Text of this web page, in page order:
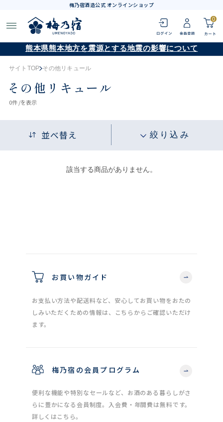
梅乃宿酒造公式 オンラインショップ
0
熊本県熊本地方を震源とする地震の影響について
サイトTOP その他リキュール
その他リキュール
0件 /を表示
並べ替え 絞り込み
該当する商品がありません。
お買い物ガイド
お支払い方法や配送料など、安心してお買い物をおたの
しみいただくための情報は、こちらからご確認いただけ
ます。
梅乃宿の会員プログラム
便利な機能や特別なセールなど、お酒のある暮らしがさ
らに豊かになる会員制度。入会費・年間費は無料です。
詳しくはこちら。